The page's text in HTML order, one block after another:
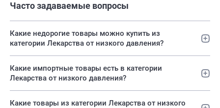
Часто задаваемые вопросы
Какие недорогие товары можно купить из
категории Лекарства от низкого давления?
Какие импортные товары есть в категории
Лекарства от низкого давления?
Какие товары из категории Лекарства от низкого